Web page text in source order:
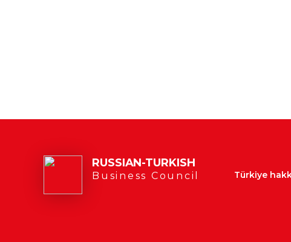
RUSSIAN-TURKISH
Business Council Türkiye